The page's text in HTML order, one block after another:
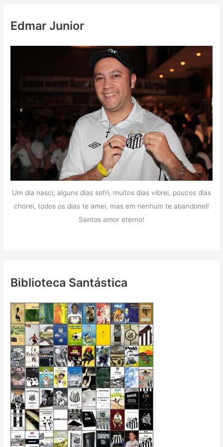
Edmar Junior
Um dia nasci, alguns dias sofri, muitos dias vibrei, poucos dias
chorei, todos os dias te amei, mas em nenhum te abandonei!
Santos amor eterno!
Biblioteca Santástica